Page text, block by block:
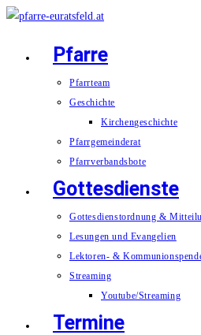
Zum
springen
Pfarre
Pfarrteam
Geschichte
Kirchengeschichte
Pfarrgemeinderat
Pfarrverbandsbote
Gottesdienste
Gottesdienstordnung &
Lesungen und Evangelien
Lektoren- &
Streaming
Youtube/Streaming
Termine